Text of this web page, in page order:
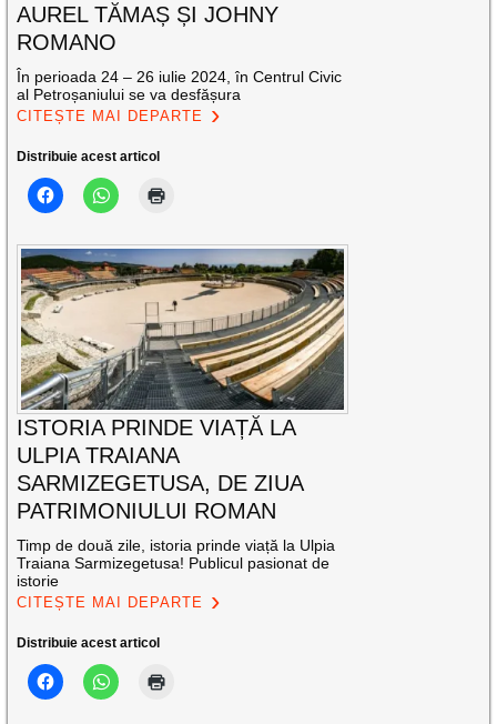
AUREL TĂMAȘ ȘI JOHNY
ROMANO
În perioada 24 – 26 iulie 2024, în Centrul Civic
al Petroșaniului se va desfășura
CITEȘTE MAI DEPARTE
Distribuie acest articol
ISTORIA PRINDE VIAȚĂ LA
ULPIA TRAIANA
SARMIZEGETUSA, DE ZIUA
PATRIMONIULUI ROMAN
Timp de două zile, istoria prinde viață la Ulpia
Traiana Sarmizegetusa! Publicul pasionat de
istorie
CITEȘTE MAI DEPARTE
Distribuie acest articol